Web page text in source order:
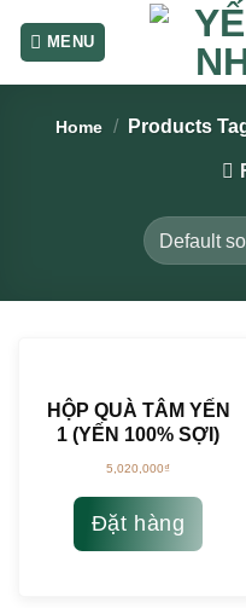
Home / Products
HỘP QUÀ TÂM YẾN
1 (YẾN 100% SỢI)
5,020,000₫
Đặt hàng